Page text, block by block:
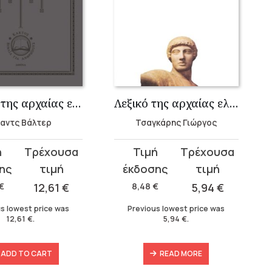
Λεξικό της αρχαίας ελληνικής μουσικής και ορχηστικής
Γιώργος
5,94 €
lowest price was
5,94 €.
READ MORE
Ομηρικές λέξεις στη σύγχρονη ιατρική
Ρηγάτος Γεράσιμος
8,48 €
Original
price
was:
8,48 €.
5,94 €
Current
price
5,94 €.
Previous lowest price was
5,94€.
ADD TO CART